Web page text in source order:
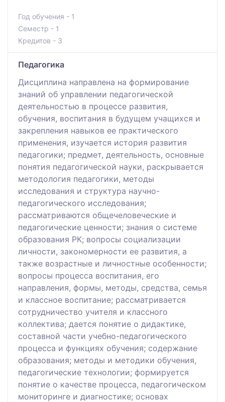
Год обучения - 1
Семестр - 1
Кредитов - 3
Педагогика
Дисциплина направлена на формирование
знаний об управлении педагогической
деятельностью в процессе развития,
обучения, воспитания в будущем учащихся и
закрепления навыков ее практического
применения, изучается история развития
педагогики; предмет, деятельность, основные
понятия педагогической науки, раскрывается
методология педагогики, методы
исследования и структура научно-
педагогического исследования;
рассматриваются общечеловеческие и
педагогические ценности; знания о системе
образования РК; вопросы социализации
личности, закономерности ее развития, а
также возрастные и личностные особенности;
вопросы процесса воспитания, его
направления, формы, методы, средства, семья
и классное воспитание; рассматривается
сотрудничество учителя и классного
коллектива; дается понятие о дидактике,
составной части учебно-педагогического
процесса и функциях обучения; содержание
образования; методы и методики обучения,
педагогические технологии; формируется
понятие о качестве процесса, педагогическом
мониторинге и диагностике; основах